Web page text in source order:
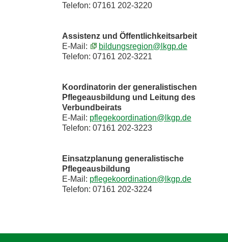
Telefon: 07161 202-3220
Assistenz und Öffentlichkeitsarbeit
E-Mail:
bildungsregion@lkgp.de
Telefon: 07161 202-3221
Koordinatorin der generalistischen
Pflegeausbildung und Leitung des
Verbundbeirats
E-Mail: pflegekoordination@lkgp.de
Telefon: 07161 202-3223
Einsatzplanung generalistische
Pflegeausbildung
E-Mail: pflegekoordination@lkgp.de
Telefon: 07161 202-3224